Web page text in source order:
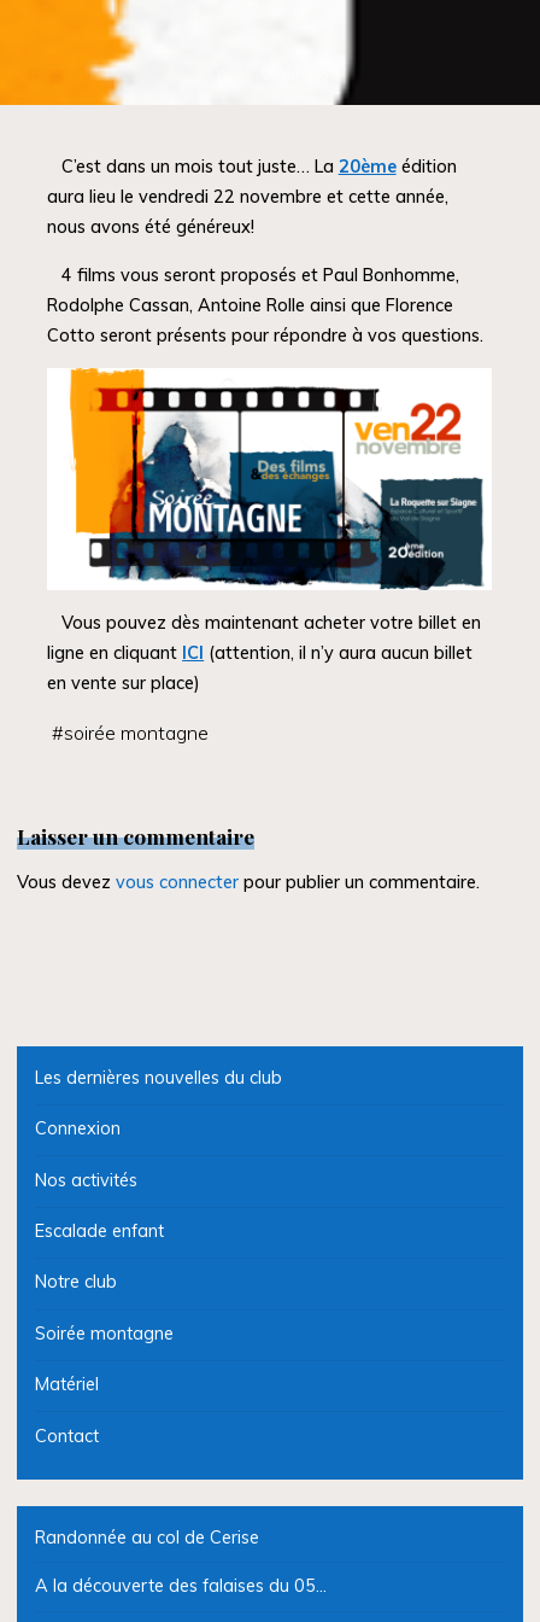
C’est dans un mois tout juste… La20ème édition
aura lieu le vendredi 22 novembre et cette année,
nous avons été généreux!
4 films vous seront proposés et Paul Bonhomme,
Rodolphe Cassan, Antoine Rolle ainsi que Florence
Cotto seront présents pour répondre à vos questions.
Vous pouvez dès maintenant acheter votre billet en
ligne en cliquant ICI (attention, il n’y aura aucun billet
en vente sur place)
#soirée montagne
Laisser un commentaire
Vous devezvous connecter pour publier un commentaire.
Les dernières nouvelles du club
Connexion
Nos activités
Escalade enfant
Notre club
Soirée montagne
Matériel
Contact
Randonnée au col de Cerise
A la découverte des falaises du 05…